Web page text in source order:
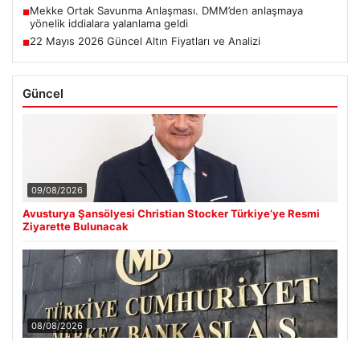
■Mekke Ortak Savunma Anlaşması. DMM’den anlaşmaya
yönelik iddialara yalanlama geldi
■22 Mayıs 2026 Güncel Altın Fiyatları ve Analizi
Güncel
09/08/2026
Avusturya Şansölyesi Christian Stocker Türkiye’ye Resmi
Ziyarette Bulunacak
08/08/2026